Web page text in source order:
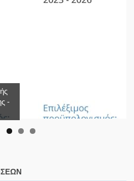
-